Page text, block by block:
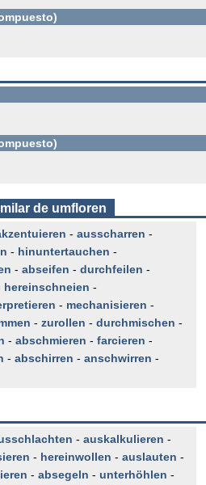
de umfloren
- ausscharren -
- hinuntertauchen -
- abseifen - durchfeilen -
hereinschneien -
- mechanisieren -
- zurollen - durchmischen -
- abschmieren - farcieren -
- abschirren - anschwirren -
- auskalkulieren -
- hereinwollen - auslauten -
- absegeln - unterhöhlen -